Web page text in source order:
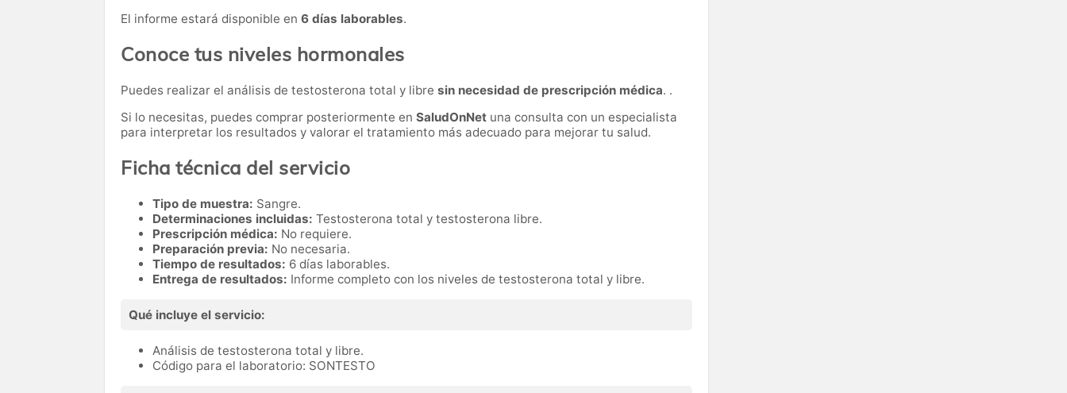
El informe estará disponible en 6 días laborables.
Conoce tus niveles hormonales
Puedes realizar el análisis de testosterona total y libre sin necesidad de prescripción médica. .
Si lo necesitas, puedes comprar posteriormente en SaludOnNet una consulta con un especialista
para interpretar los resultados y valorar el tratamiento más adecuado para mejorar tu salud.
Ficha técnica del servicio
Tipo de muestra: Sangre.
Determinaciones incluidas: Testosterona total y testosterona libre.
Prescripción médica: No requiere.
Preparación previa: No necesaria.
Tiempo de resultados: 6 días laborables.
Entrega de resultados: Informe completo con los niveles de testosterona total y libre.
Qué incluye el servicio:
Análisis de testosterona total y libre.
Código para el laboratorio: SONTESTO